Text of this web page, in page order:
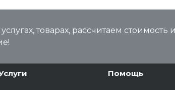
товарах, рассчитаем стоимость
Помощь